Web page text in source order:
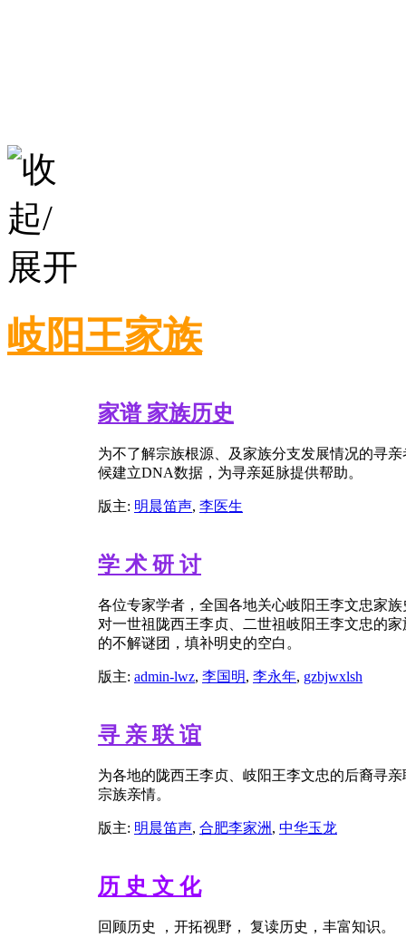
岐阳王家族
家谱 家族历史
为不了解宗族根源、及家族分支发展情况的寻
候建立DNA数据，为寻亲延脉提供帮助。
版主: 明晨笛声, 李医生
学 术 研 讨
各位专家学者，全国各地关心岐阳王李文忠家
对一世祖陇西王李贞、二世祖岐阳王李文忠的
的不解谜团，填补明史的空白。
版主: admin-lwz, 李国明, 李永年, gzbjwxlsh
寻 亲 联 谊
为各地的陇西王李贞、岐阳王李文忠的后裔寻
宗族亲情。
版主: 明晨笛声, 合肥李家洲 , 中华玉龙
历 史 文 化
回顾历史 ，开拓视野， 复读历史，丰富知识。